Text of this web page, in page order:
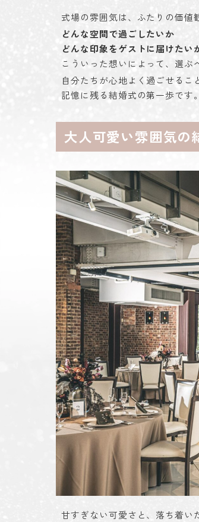
式場の雰囲気は、ふたりの価値
どんな空間で過ごしたいか
どんな印象をゲストに届けたい
こういった想いによって、選ぶ
自分たちが心地よく過ごせる
記憶に残る結婚式の第一歩です。
大人可愛い雰囲気の
甘すぎない可愛さと、落ち着い